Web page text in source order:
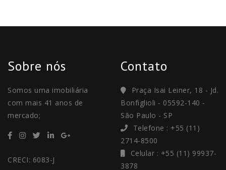
Sobre nós
Somos uma imobiliária
com mais 41 anos de
mercado;
CRECI: 6083-J
Contato
Praça Isai Leiner, 18 - Jd.
Bonfiglioli - 05592-140 -
São Paulo - SP
Telefone : +55 (11)
2714-8500
Celular : +55 (11) 99937-
3878